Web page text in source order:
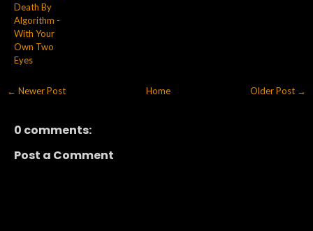
Death By
Algorithm -
With Your
Own Two
Eyes
← Newer Post Older Post →
Home
0 comments:
Post a Comment